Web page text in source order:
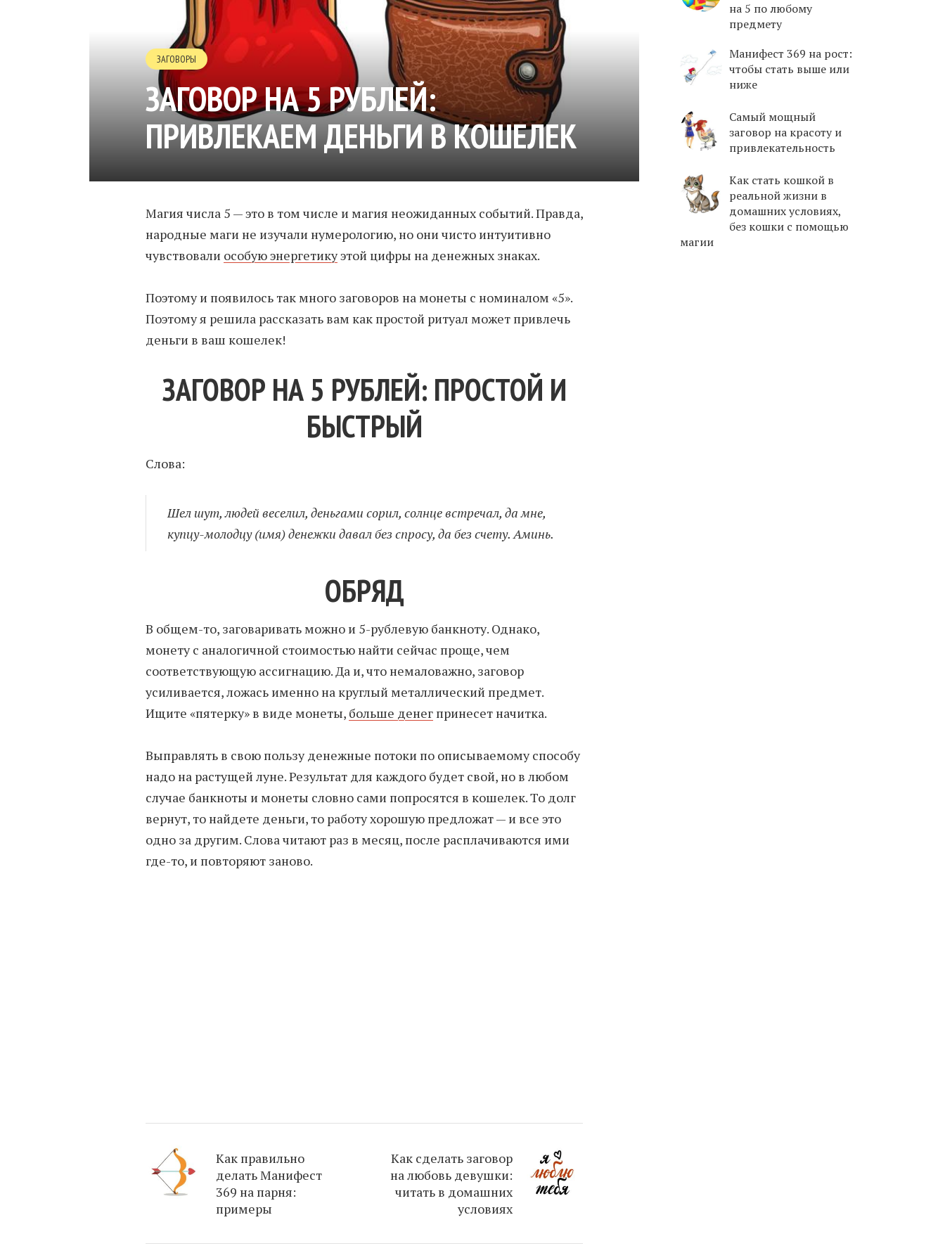
ЗАГОВОРЫ
ЗАГОВОР НА 5 РУБЛЕЙ:
ПРИВЛЕКАЕМ ДЕНЬГИ В КОШЕЛЕК
Магия числа 5 — это в том числе и магия неожиданных событий. Правда,
народные маги не изучали нумерологию, но они чисто интуитивно
чувствовали особую энергетикуэтой цифры на денежных знаках.
Поэтому и появилось так много заговоров на монеты с номиналом «5».
Поэтому я решила рассказать вам как простой ритуал может привлечь
деньги в ваш кошелек!
ЗАГОВОР НА 5 РУБЛЕЙ: ПРОСТОЙ И
БЫСТРЫЙ
Слова:
Шел шут, людей веселил, деньгами сорил, солнце встречал, да мне,
купцу-молодцу (имя) денежки давал без спросу, да без счету. Аминь.
ОБРЯД
В общем-то, заговаривать можно и 5-рублевую банкноту. Однако,
монету с аналогичной стоимостью найти сейчас проще, чем
соответствующую ассигнацию. Да и, что немаловажно, заговор
усиливается, ложась именно на круглый металлический предмет.
Ищите «пятерку» в виде монеты, больше денег принесет начитка.
Выправлять в свою пользу денежные потоки по описываемому способу
надо на растущей луне. Результат для каждого будет свой, но в любом
случае банкноты и монеты словно сами попросятся в кошелек. То долг
вернут, то найдете деньги, то работу хорошую предложат — и все это
одно за другим. Слова читают раз в месяц, после расплачиваются ими
где-то, и повторяют заново.
Как правильно
делать Манифест
369 на парня:
примеры
Как сделать заговор
на любовь девушки:
читать в домашних
условиях
на 5 по любому
предмету
Манифест 369 на рост:
чтобы стать выше или
ниже
Самый мощный
заговор на красоту и
привлекательность
Как стать кошкой в
реальной жизни в
домашних условиях,
без кошки с помощью
магии